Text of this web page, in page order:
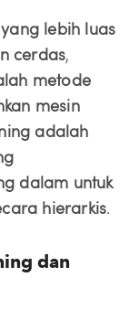
lebih luas
cerdas,
metode
mesin
adalah
dalam untuk
hierarkis.
dan